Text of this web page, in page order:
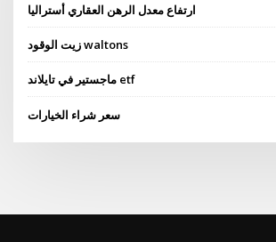
ارتفاع معدل الرهن العقاري أستراليا
زيت الوقود waltons
ماجستير في تايلاند etf
سعر شراء الخيارات